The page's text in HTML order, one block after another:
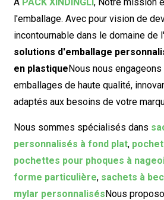
l'emballage. Avec pour vision de
incontournable dans le domaine de
solutions d'emballage
en plastiqueNous nous
emballages de haute qualité,
adaptés aux besoins de votre
Nous sommes spécialisés dans
personnalisés à fond plat,
pochettes pour phoques à
forme particulière, sachets à
mylar personnalisésNous